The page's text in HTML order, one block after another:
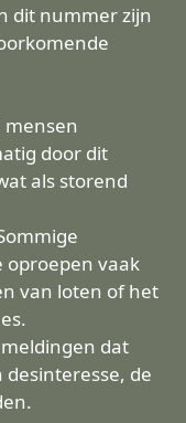
dit nummer zijn
mensen
door dit
als storend
oproepen vaak
van loten of het
dat
de